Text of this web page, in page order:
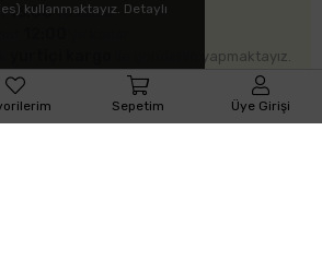
16:00'ya kadar
ile gönderim yapmaktayız.
ve resmi tatillerde kapalıyız.
kullanmaktayız. Detaylı
Sepetim Üye Girişi